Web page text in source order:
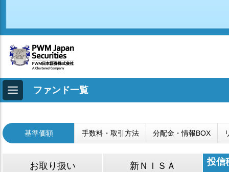
ファンド一覧
基準価額 手数料・取引方法 分配金・情報BOX
お取り扱い 新ＮＩＳＡ 投信